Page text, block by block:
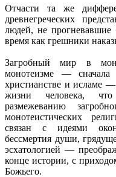
Отчасти та же
древнегреческих
людей, не
время как грешники
Загробный мир в
монотеизме —
христианстве и исламе —
жизни человека,
размежеванию
монотеистических
связан с идеями
бессмертия души,
эсхатологией —
конце истории, с
Божьего.